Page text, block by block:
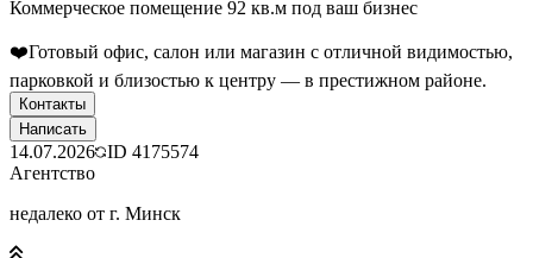
Коммерческое помещение 92 кв.м под ваш бизнес
❤️Готовый офис, салон или магазин с отличной видимостью,
парковкой и близостью к центру — в престижном районе.
Контакты
Написать
14.07.2026 ID 4175574
Агентство
недалеко от г. Минск